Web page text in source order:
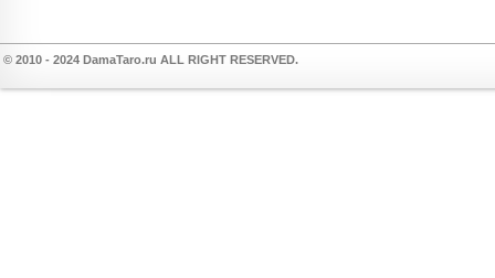
© 2010 - 2024 DamaTaro.ru ALL RIGHT RESERVED.